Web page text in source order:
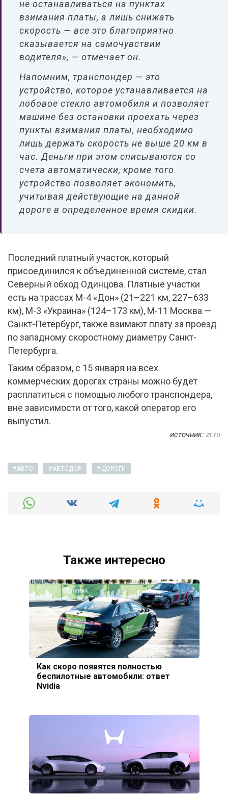
не останавливаться на пунктах
взимания платы, а лишь снижать
скорость — все это благоприятно
сказывается на самочувствии
водителя», — отмечает он.
Напомним, транспондер — это
устройство, которое устанавливается на
лобовое стекло автомобиля и позволяет
машине без остановки проехать через
пункты взимания платы, необходимо
лишь держать скорость не выше 20 км в
час. Деньги при этом списываются со
счета автоматически, кроме того
устройство позволяет экономить,
учитывая действующие на данной
дороге в определенное время скидки.
Последний платный участок, который
присоединился к объединенной системе, стал
Северный обход Одинцова. Платные участки
есть на трассах М-4 «Дон» (21–221 км, 227–633
км), М-3 «Украина» (124–173 км), М-11 Москва —
Санкт-Петербург, также взимают плату за проезд
по западному скоростному диаметру Санкт-
Петербурга.
Таким образом, с 15 января на всех
коммерческих дорогах страны можно будет
расплатиться с помощью любого транспондера,
вне зависимости от того, какой оператор его
выпустил.
источник: zr.ru
АВТО АВТОДОР ДОРОГИ
Также интересно
Как скоро появятся полностью
беспилотные автомобили: ответ
Nvidia